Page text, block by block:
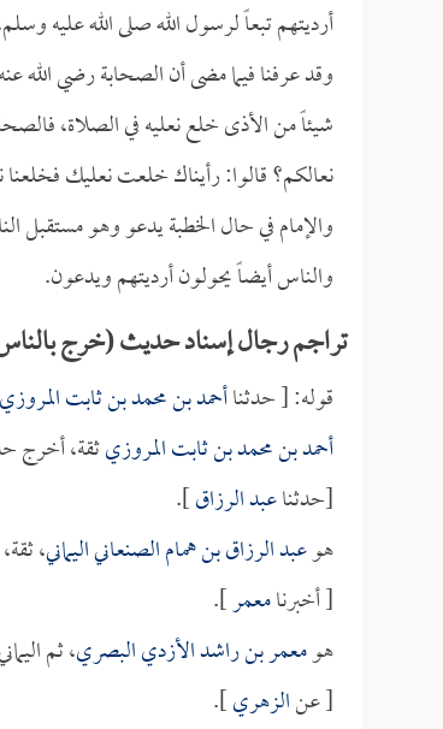
أرديتهم تبعاً لرسول الله صلى الله عليه
وقد عرفنا فيما مضى أن الصحابة رضي الله
شيئاً من الأذى خلع نعليه في الصلاة،
نعالكم؟ قالوا: رأيناك خلعت نعليك فخلعنا
والإمام في حال الخطبة يدعو وهو مستقبل
والناس أيضاً يحولون أرديتهم ويدعون.
تراجم رجال إسناد حديث (خرج
قوله: [ حدثناأحمد بن محمد بن ثابت المروزي
أحمد بن محمد بن ثابت المروزيثقة، أخرج
[حدثناعبد الرزاق].
هوعبد الرزاق بن همام الصنعاني اليماني،
[ أخبرنامعمر].
هومعمر بن راشد الأزدي البصري، ثم
[ عنالزهري].